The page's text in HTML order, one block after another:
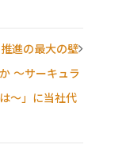
進の最大の壁
～サーキュラ
～」に当社代